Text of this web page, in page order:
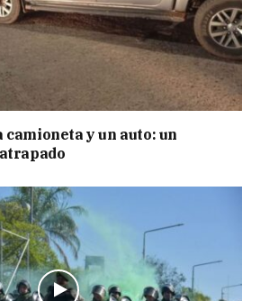
camioneta y un auto: un